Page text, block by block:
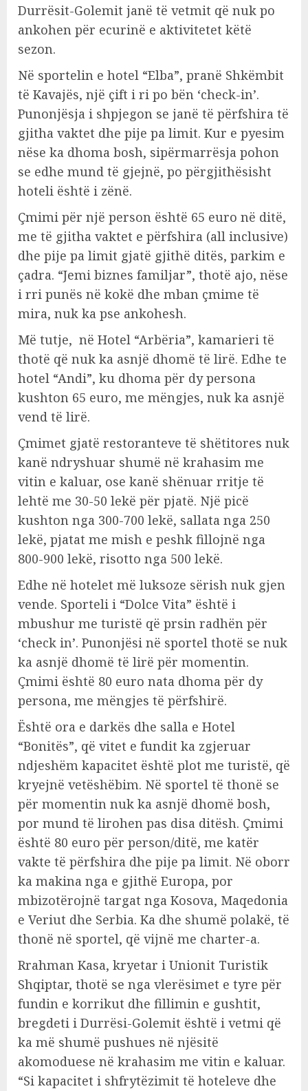
Durrësit-Golemit janë të vetmit që nuk po
ankohen për ecurinë e aktivitetet këtë
sezon.
Në sportelin e hotel “Elba”, pranë Shkëmbit
të Kavajës, një çift i ri po bën ‘check-in’.
Punonjësja i shpjegon se janë të përfshira të
gjitha vaktet dhe pije pa limit. Kur e pyesim
nëse ka dhoma bosh, sipërmarrësja pohon
se edhe mund të gjejnë, po përgjithësisht
hoteli është i zënë.
Çmimi për një person është 65 euro në ditë,
me të gjitha vaktet e përfshira (all inclusive)
dhe pije pa limit gjatë gjithë ditës, parkim e
çadra. “Jemi biznes familjar”, thotë ajo, nëse
i rri punës në kokë dhe mban çmime të
mira, nuk ka pse ankohesh.
Më tutje, në Hotel “Arbëria”, kamarieri të
thotë që nuk ka asnjë dhomë të lirë. Edhe te
hotel “Andi”, ku dhoma për dy persona
kushton 65 euro, me mëngjes, nuk ka asnjë
vend të lirë.
Çmimet gjatë restoranteve të shëtitores nuk
kanë ndryshuar shumë në krahasim me
vitin e kaluar, ose kanë shënuar rritje të
lehtë me 30-50 lekë për pjatë. Një picë
kushton nga 300-700 lekë, sallata nga 250
lekë, pjatat me mish e peshk fillojnë nga
800-900 lekë, risotto nga 500 lekë.
Edhe në hotelet më luksoze sërish nuk gjen
vende. Sporteli i “Dolce Vita” është i
mbushur me turistë që prsin radhën për
‘check in’. Punonjësi në sportel thotë se nuk
ka asnjë dhomë të lirë për momentin.
Çmimi është 80 euro nata dhoma për dy
persona, me mëngjes të përfshirë.
Është ora e darkës dhe salla e Hotel
“Bonitës”, që vitet e fundit ka zgjeruar
ndjeshëm kapacitet është plot me turistë, që
kryejnë vetëshëbim. Në sportel të thonë se
për momentin nuk ka asnjë dhomë bosh,
por mund të lirohen pas disa ditësh. Çmimi
është 80 euro për person/ditë, me katër
vakte të përfshira dhe pije pa limit. Në oborr
ka makina nga e gjithë Europa, por
mbizotërojnë targat nga Kosova, Maqedonia
e Veriut dhe Serbia. Ka dhe shumë polakë, të
thonë në sportel, që vijnë me charter-a.
Rrahman Kasa, kryetar i Unionit Turistik
Shqiptar, thotë se nga vlerësimet e tyre për
fundin e korrikut dhe fillimin e gushtit,
bregdeti i Durrësi-Golemit është i vetmi që
ka më shumë pushues në njësitë
akomoduese në krahasim me vitin e kaluar.
“Si kapacitet i shfrytëzimit të hoteleve dhe